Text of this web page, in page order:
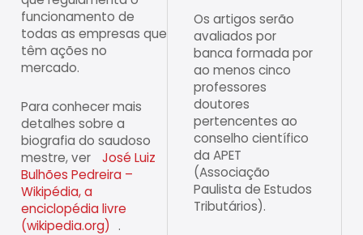
funcionamento de
todas as empresas que
têm ações no
mercado.
Para conhecer mais
detalhes sobre a
biografia do saudoso
mestre, ver
José Luiz
Bulhões Pedreira –
Wikipédia, a
enciclopédia livre
(wikipedia.org)
.
Os artigos serão
avaliados por
banca formada por
ao menos cinco
professores
doutores
pertencentes ao
conselho científico
da APET
(Associação
Paulista de Estudos
Tributários).